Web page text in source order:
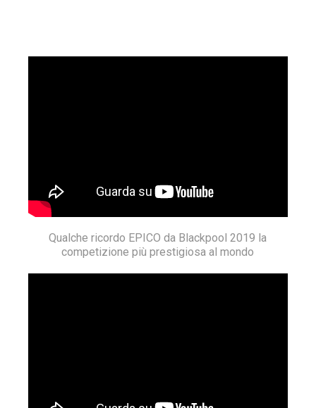
Qualche ricordo EPICO da Blackpool 2019 la
competizione più prestigiosa al mondo